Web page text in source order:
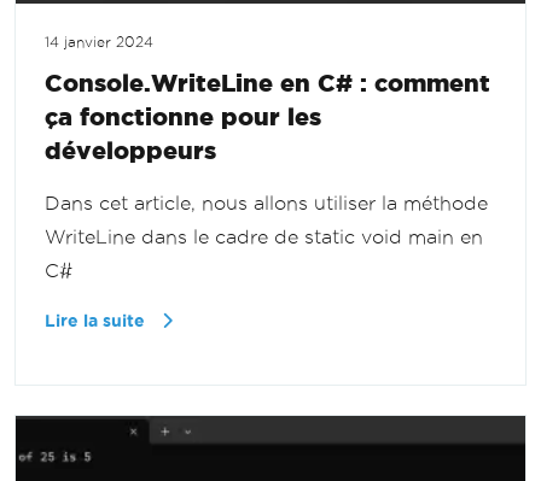
14 janvier 2024
Console.WriteLine en C# : comment
ça fonctionne pour les
développeurs
Dans cet article, nous allons utiliser la méthode
WriteLine dans le cadre de static void main en
C#
Lire la suite